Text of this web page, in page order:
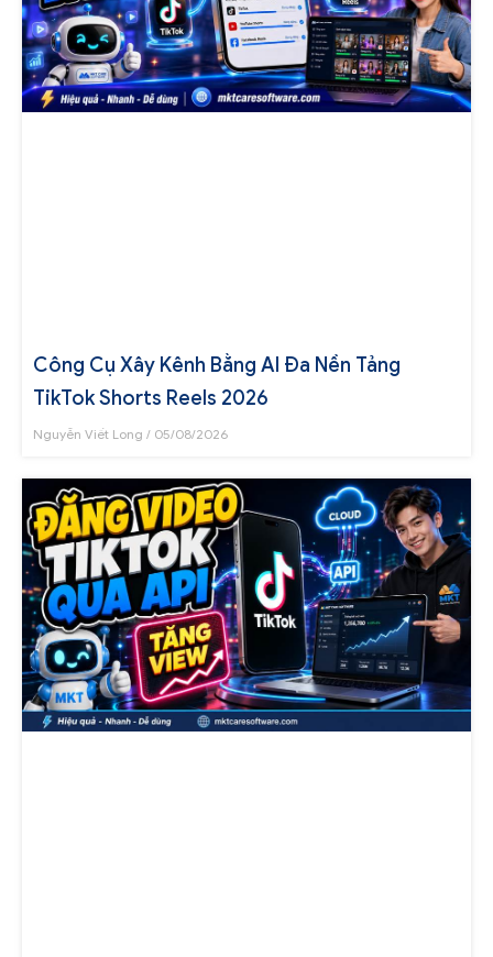
Công Cụ Xây Kênh Bằng AI Đa Nền Tảng
TikTok Shorts Reels 2026
Nguyễn Viết Long 05/08/2026